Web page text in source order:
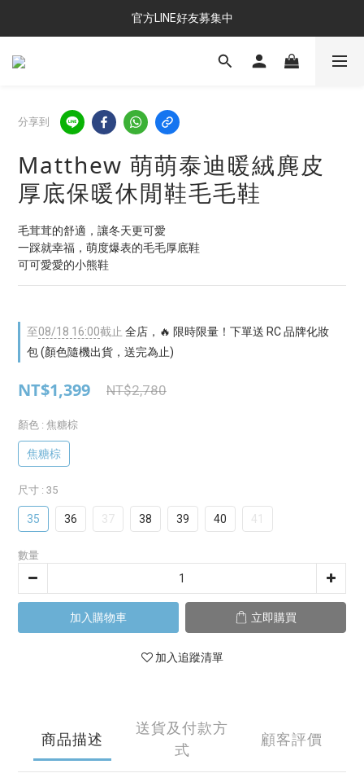
官方LINE好友募集中
分享到
Matthew 萌萌泰迪暖絨麂皮
厚底保暖休閒鞋毛毛鞋
毛茸茸的舒適，讓冬天更可愛
一踩就幸福，萌度爆表的毛毛厚底鞋
可可愛愛的小熊鞋
至08/18 16:00截止 全店，🔥 限時限量！下單送 RC 品牌化妝
包 (顏色隨機出貨，送完為止)
NT$1,399 NT$2,780
顏色 : 焦糖棕
焦糖棕
尺寸 : 35
35 36 37 38 39 40 41
數量
加入購物車 立即購買
加入追蹤清單
商品描述
送貨及付款方
式
顧客評價